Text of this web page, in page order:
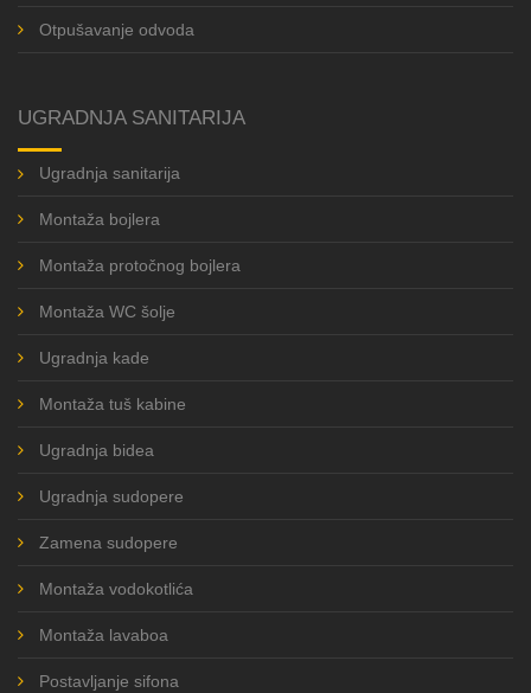
Otpušavanje odvoda
UGRADNJA SANITARIJA
Ugradnja sanitarija
Montaža bojlera
Montaža protočnog bojlera
Montaža WC šolje
Ugradnja kade
Montaža tuš kabine
Ugradnja bidea
Ugradnja sudopere
Zamena sudopere
Montaža vodokotlića
Montaža lavaboa
Postavljanje sifona